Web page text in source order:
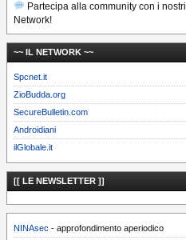
Partecipa alla community con i nostri
Network!
~~ IL NETWORK ~~
Spcnet.it
ZioBudda.org
SecureBulletin.com
Androidiani
ilGlobale.it
[[ LE NEWSLETTER ]]
NINAsec - approfondimento aperiodico